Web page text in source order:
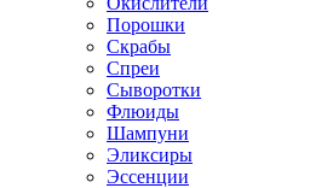
Порошки
Скрабы
Спреи
Сыворотки
Флюиды
Шампуни
Эликсиры
Эссенции